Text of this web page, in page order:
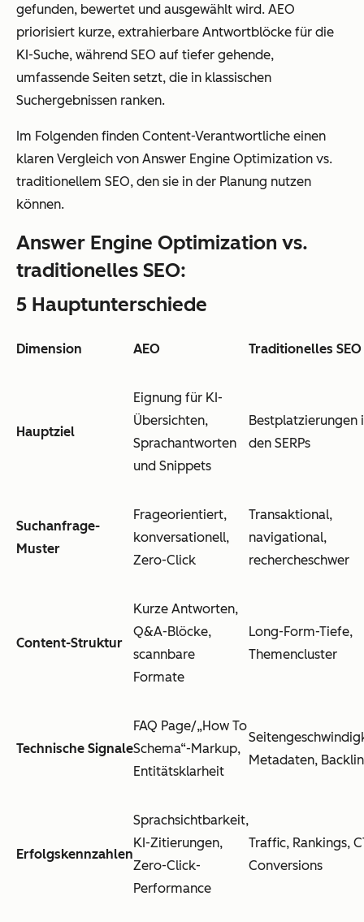
gefunden, bewertet und ausgewählt wird. AEO
priorisiert kurze, extrahierbare Antwortblöcke für die
KI-Suche, während SEO auf tiefer gehende,
umfassende Seiten setzt, die in klassischen
Suchergebnissen ranken.
Im Folgenden finden Content-Verantwortliche einen
klaren Vergleich von Answer Engine Optimization vs.
traditionellem SEO, den sie in der Planung nutzen
können.
Answer Engine Optimization vs.
traditionelles SEO:
5 Hauptunterschiede
Dimension AEO Traditionelles SEO
Hauptziel
Eignung für KI-
Übersichten,
Sprachantworten
und Snippets
Bestplatzierungen
den SERPs
Suchanfrage-
Muster
Frageorientiert,
konversationell,
Zero-Click
Transaktional,
navigational,
rechercheschwer
Content-Struktur
Kurze Antworten,
Q&A-Blöcke,
scannbare
Formate
Long-Form-Tiefe,
Themencluster
Technische Signale
FAQ Page/„How To
Schema“-Markup,
Entitätsklarheit
Metadaten,
Erfolgskennzahlen
Sprachsichtbarkeit,
KI-Zitierungen,
Zero-Click-
Performance
Traffic, Rankings,
Conversions